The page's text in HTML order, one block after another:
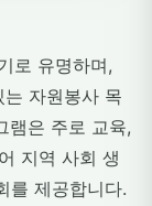
로 유명하며,
자원봉사 목
램은 주로 교육,
지역 사회 생
를 제공합니다.